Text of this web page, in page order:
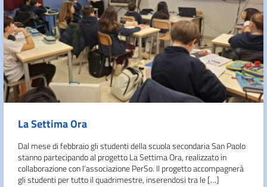
La Settima Ora
Dal mese di febbraio gli studenti della scuola secondaria San Paolo
stanno partecipando al progetto La Settima Ora, realizzato in
collaborazione con l’associazione PerSo. Il progetto accompagnerà
gli studenti per tutto il quadrimestre, inserendosi tra le […]